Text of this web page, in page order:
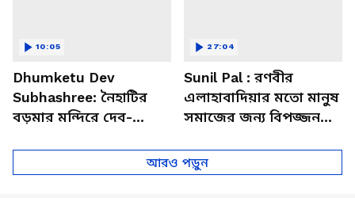
Dhumketu Dev
Subhashree: নৈহাটির
বড়মার মন্দিরে দেব-
10:05
Sunil Pal : রণবীর
এলাহাবাদিয়ার মতো মানুষ
সমাজের জন্য বিপজ্জনক :
27:04
আরও পড়ুন